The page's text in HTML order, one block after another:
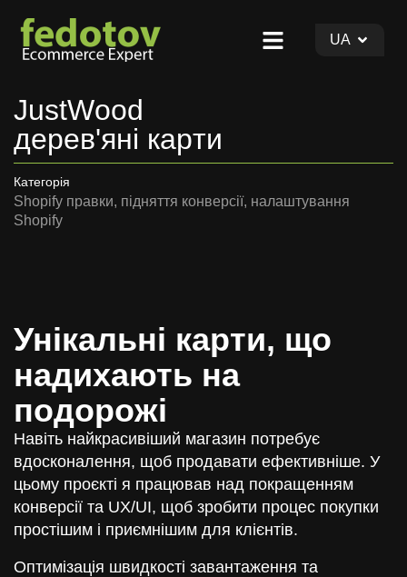
UA
JustWood
дерев'яні карти
Категорія
Shopify правки, підняття конверсії, налаштування
Shopify
Унікальні карти, що
надихають на
подорожі
Навіть найкрасивіший магазин потребує
вдосконалення, щоб продавати ефективніше. У
цьому проєкті я працював над покращенням
конверсії та UX/UI, щоб зробити процес покупки
простішим і приємнішим для клієнтів.
Оптимізація швидкості завантаження та